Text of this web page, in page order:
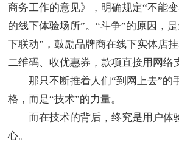
商务工作的意见》，明确规定“不能
的线下体验场所”。“斗争”的原因，
下联动”，鼓励品牌商在线下实体店
二维码、收优惠券，款项直接用网
那只不断推着人们“到网上去”的
格，而是“技术”的力量。
而在技术的背后，终究是用户体
心。